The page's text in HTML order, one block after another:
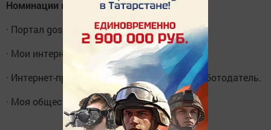
Номинации конкурса:
· Портал gosuslugi.ru: мой опыт.
· Мои интернет-достижения.
· Интернет-предприниматель, интернет – работодатель.
· Моя общественная интернет-инициатива.